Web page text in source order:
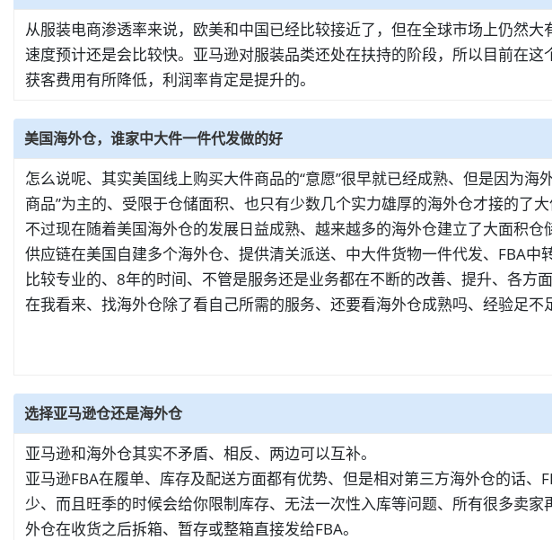
从服装电商渗透率来说，欧美和中国已经比较接近了，但在全球市场上仍然
速度预计还是会比较快。亚马逊对服装品类还处在扶持的阶段，所以目前在
获客费用有所降低，利润率肯定是提升的。
美国海外仓，谁家中大件一件代发做的好
怎么说呢、其实美国线上购买大件商品的“意愿”很早就已经成熟、但是因为
商品”为主的、受限于仓储面积、也只有少数几个实力雄厚的海外仓才接的了大
不过现在随着美国海外仓的发展日益成熟、越来越多的海外仓建立了大面积
供应链在美国自建多个海外仓、提供清关派送、中大件货物一件代发、FBA
比较专业的、8年的时间、不管是服务还是业务都在不断的改善、提升、各方面
在我看来、找海外仓除了看自己所需的服务、还要看海外仓成熟吗、经验足
选择亚马逊仓还是海外仓
亚马逊和海外仓其实不矛盾、相反、两边可以互补。
亚马逊FBA在履单、库存及配送方面都有优势、但是相对第三方海外仓的话
少、而且旺季的时候会给你限制库存、无法一次性入库等问题、所有很多卖
外仓在收货之后拆箱、暂存或整箱直接发给FBA。